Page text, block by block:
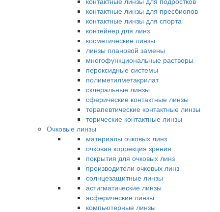
контактные линзы для пресбиопов
контактные линзы для спорта
контейнер для линз
косметические линзы
линзы плановой замены
многофункциональные растворы
пероксидные системы
полиметилметакрилат
склеральные линзы
сферические контактные линзы
терапевтические контактные линзы
торические контактные линзы
Очковые линзы
материалы очковых линз
очковая коррекция зрения
покрытия для очковых линз
производители очковых линз
солнцезащитные линзы
астигматические линзы
асферические линзы
компьютерные линзы